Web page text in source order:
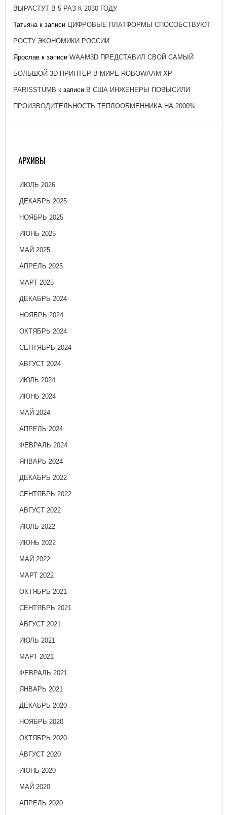
ВЫРАСТУТ В 5 РАЗ К 2030 ГОДУ
Татьянак записи ЦИФРОВЫЕ ПЛАТФОРМЫ СПОСОБСТВУЮТ
РОСТУ ЭКОНОМИКИ РОССИИ
Ярослав к записи WAAM3D ПРЕДСТАВИЛ СВОЙ САМЫЙ
БОЛЬШОЙ 3D-ПРИНТЕР В МИРЕ ROBOWAAM XP
PARISSTUMB к записи В США ИНЖЕНЕРЫ ПОВЫСИЛИ
ПРОИЗВОДИТЕЛЬНОСТЬ ТЕПЛООБМЕННИКА НА 2000%
АРХИВЫ
ИЮЛЬ 2026
ДЕКАБРЬ 2025
НОЯБРЬ 2025
ИЮНЬ 2025
МАЙ 2025
АПРЕЛЬ 2025
МАРТ 2025
ДЕКАБРЬ 2024
НОЯБРЬ 2024
ОКТЯБРЬ 2024
СЕНТЯБРЬ 2024
АВГУСТ 2024
ИЮЛЬ 2024
ИЮНЬ 2024
МАЙ 2024
АПРЕЛЬ 2024
ФЕВРАЛЬ 2024
ЯНВАРЬ 2024
ДЕКАБРЬ 2022
СЕНТЯБРЬ 2022
АВГУСТ 2022
ИЮЛЬ 2022
ИЮНЬ 2022
МАЙ 2022
МАРТ 2022
ОКТЯБРЬ 2021
СЕНТЯБРЬ 2021
АВГУСТ 2021
ИЮЛЬ 2021
МАРТ 2021
ФЕВРАЛЬ 2021
ЯНВАРЬ 2021
ДЕКАБРЬ 2020
НОЯБРЬ 2020
ОКТЯБРЬ 2020
АВГУСТ 2020
ИЮНЬ 2020
МАЙ 2020
АПРЕЛЬ 2020